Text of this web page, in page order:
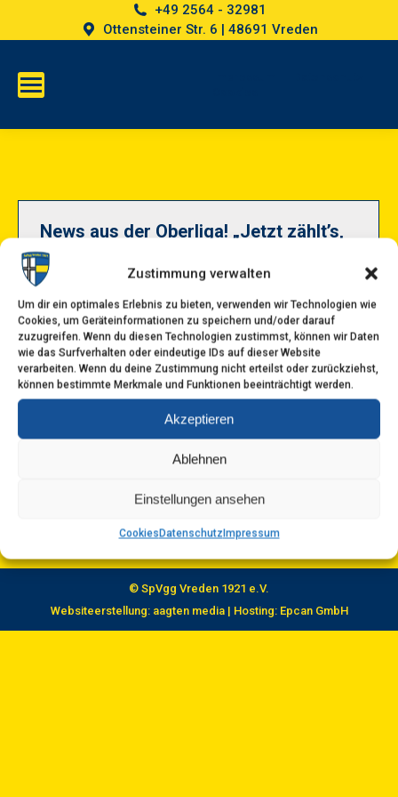
Zustimmung verwalten
Um dir ein optimales Erlebnis zu bieten, verwenden wir Technologien wie
Cookies, um Geräteinformationen zu speichern und/oder darauf
zuzugreifen. Wenn du diesen Technologien zustimmst, können wir Daten
wie das Surfverhalten oder eindeutige IDs auf dieser Website
verarbeiten. Wenn du deine Zustimmung nicht erteilst oder zurückziehst,
können bestimmte Merkmale und Funktionen beeinträchtigt werden.
Akzeptieren
Ablehnen
Einstellungen ansehen
CookiesDatenschutzImpressum
+49 2564 - 32981
Ottensteiner Str. 6 | 48691 Vreden
News aus der Oberliga! „Jetzt zählt’s,
Vreden„ !
den FC Gievenbeck war ganz sicher kein
Leckerbissen. Mit 4:2 mussten sich unsere Jungs
geschlagen geben, ein Ergebnis, das weh tut,
aber kein Grund ist, den Kopf hängen zu lassen.
Mund abwischen, weiter geht’s. Denn wir wissen,
was in dieser Mannschaft steckt. Das letzte
Heimspiel hat es gezeigt: Ein…
© SpVgg Vreden 1921 e.V.
Websiteerstellung: aagten media| Hosting: Epcan GmbH